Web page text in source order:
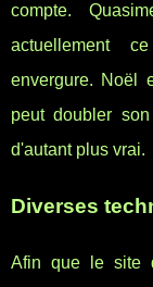
compte.
actuellement
envergure. Noël
peut doubler
d'autant plus vrai.
Diverses
Afin que le site